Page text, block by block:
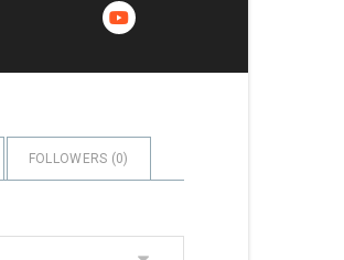
FOLLOWERS (0)